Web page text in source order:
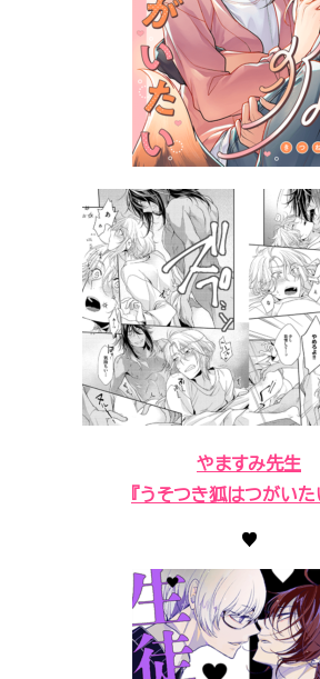
やますみ先生
『うそつき狐はつがいた